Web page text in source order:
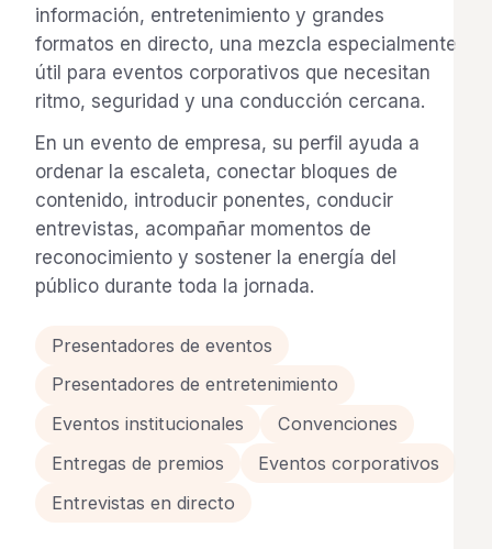
información, entretenimiento y grandes
formatos en directo, una mezcla especialmente
útil para eventos corporativos que necesitan
ritmo, seguridad y una conducción cercana.
En un evento de empresa, su perfil ayuda a
ordenar la escaleta, conectar bloques de
contenido, introducir ponentes, conducir
entrevistas, acompañar momentos de
reconocimiento y sostener la energía del
público durante toda la jornada.
Presentadores de eventos
Presentadores de entretenimiento
Eventos institucionales
Convenciones
Entregas de premios
Eventos corporativos
Entrevistas en directo